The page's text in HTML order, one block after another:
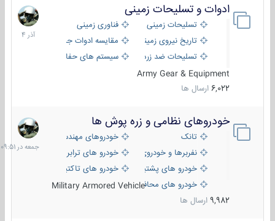
ادوات و تسلیحات زمینی
تسلیحات زمینی
فناوری زمینی
تاریخ نیروی زمینی
مقایسه ادوات جنگی
تسلیحات ضد زره
سیستم های حفاظت فعال
Army Gear & Equipment
6,022 ارسال ها
21
آذر
1404
خودروهای نظامی و زره پوش ها
تانک
خودروهای مهندسی
نفربرها و خودروی های رزمی پیاده نظام
خودرو های ترابری نظامی
خودرو های پشتیبانی آتش ، شناسایی و ضد تانک
خودرو های تاکتیکی نظامی
خودرو های محافظت شدهMilitary Armored Vehicle
9,982 ارسال ها
جمعه
در
09:51